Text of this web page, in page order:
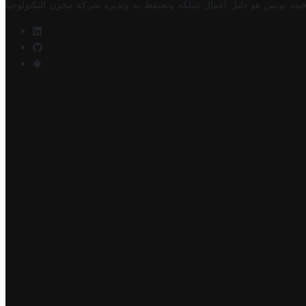
تونس هو دليل أعمال تملكه وتحتفظ به وتديره شركة مخزن التكنولوجيا